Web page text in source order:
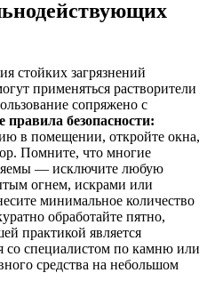
стойких загрязнений
применяться растворители
сопряжено с
правила безопасности:
в помещении, откройте окна,
Помните, что многие
— исключите любую
огнем, искрами или
минимальное количество
обработайте пятно,
практикой является
со специалистом по камню или
средства на небольшом